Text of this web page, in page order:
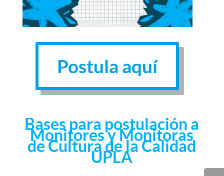
Postula aquí
Bases para postulación a
Monitores y Monitoras
de Cultura de la Calidad
UPLA